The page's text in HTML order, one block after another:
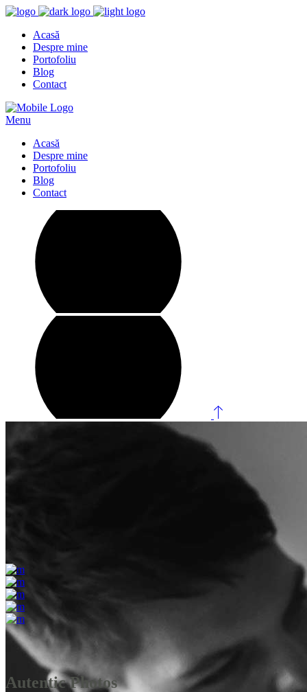
Acasă
Despre mine
Portofoliu
Blog
Contact
Menu
Acasă
Despre mine
Portofoliu
Blog
Contact
Autentic Photos